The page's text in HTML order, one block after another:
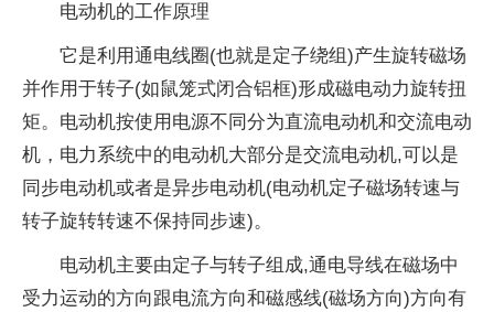
电动机的工作原理
它是利用通电线圈(也就是定子绕组)产生旋转磁场
并作用于转子(如鼠笼式闭合铝框)形成磁电动力旋转扭
矩。电动机按使用电源不同分为直流电动机和交流电动
机，电力系统中的电动机大部分是交流电动机,可以是
同步电动机或者是异步电动机(电动机定子磁场转速与
转子旋转转速不保持同步速)。
电动机主要由定子与转子组成,通电导线在磁场中
受力运动的方向跟电流方向和磁感线(磁场方向)方向有